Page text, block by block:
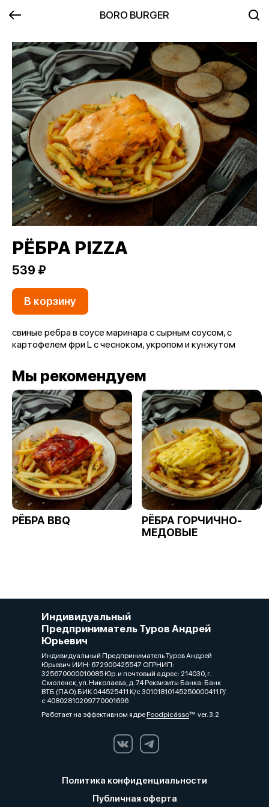
BORO BURGER
РЁБРА PIZZA
539 ₽
В корзину
свиные ребра в соусе маринара с сырным соусом, с
картофелем фри L c чесноком, укропом и кунжутом
Мы рекомендуем
РЁБРА BBQ
РЁБРА ГОРЧИЧНО-
МЕДОВЫЕ
Индивидуальный
Предприниматель Туров Андрей
Юрьевич
Индивидуальный Предприниматель Туров Андрей
Юрьевич ИИН: 672900425547 ОГРНИП:
325670000010085 Юр. и почтовый адрес: 214030, г.
Смоленск, ул. Николаева, д. 74 Реквизиты Банка: Банк
ВТБ (ПАО) БИК 044525411 К/с 30101810145250000411 Р/
с 40802810209770001696
Работает на эффективном ядреFoodpicássover. 3.2
Политика конфиденциальности
Публичная оферта